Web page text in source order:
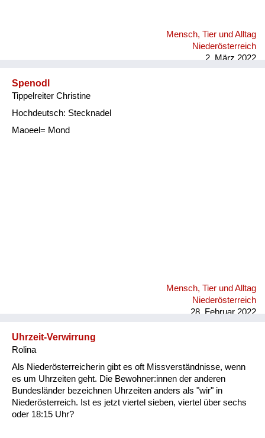
Mensch, Tier und Alltag
Niederösterreich
2. März 2022
Spenodl
Tippelreiter Christine
Hochdeutsch: Stecknadel
Maoeel= Mond
Mensch, Tier und Alltag
Niederösterreich
28. Februar 2022
Uhrzeit-Verwirrung
Rolina
Als Niederösterreicherin gibt es oft Missverständnisse, wenn
es um Uhrzeiten geht. Die Bewohner:innen der anderen
Bundesländer bezeichnen Uhrzeiten anders als "wir" in
Niederösterreich. Ist es jetzt viertel sieben, viertel über sechs
oder 18:15 Uhr?